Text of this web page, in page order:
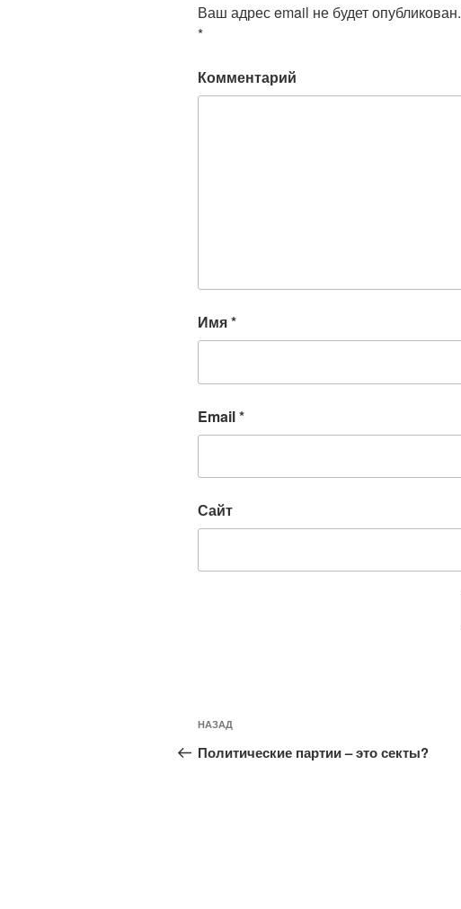
Ваш адрес email не будет опубликован.
*
Комментарий
Имя*
Email*
Сайт
Навигация
по
Предыдущая
запись:
НАЗАД
Политические партии – это секты?